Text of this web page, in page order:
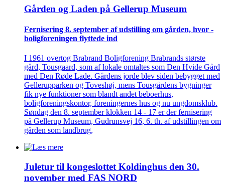
Gården og Laden på Gellerup Museum
Fernisering 8. september af ­udstilling om gården, hvor ­
bolig­foreningen flyttede ind
I 1961 overtog Brabrand Boligforening Brabrands største
gård, Tousgaard, som af lokale omtaltes som Den Hvide Gård
med Den Røde Lade. Gårdens jorde blev siden bebygget med
Gellerupparken og Toveshøj, mens Tousgårdens bygninger
fik nye funktioner som blandt andet beboerhus,
boligforeningskontor, foreningernes hus og nu ungdomsklub.
Søndag den 8. september klokken 14 - 17 er der fernisering
på Gellerup Museum, Gudrunsvej 16, 6. th. af udstillingen om
gården som landbrug,
Juletur til kongeslottet Koldinghus den 30.
november med FAS NORD